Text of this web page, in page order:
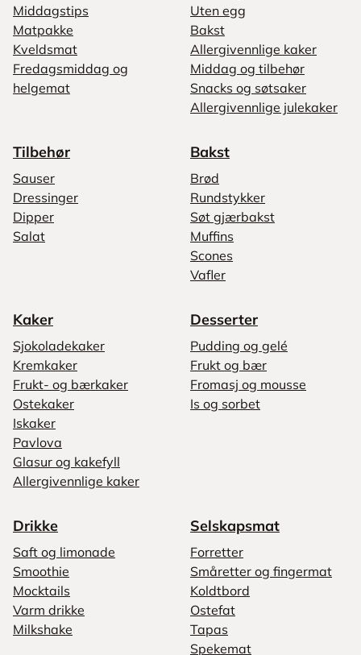
Middagstips
Matpakke
Kveldsmat
Fredagsmiddag og
helgemat
Uten egg
Bakst
Allergivennlige kaker
Middag og tilbehør
Snacks og søtsaker
Allergivennlige julekaker
Tilbehør
Sauser
Dressinger
Dipper
Salat
Bakst
Brød
Rundstykker
Søt gjærbakst
Muffins
Scones
Vafler
Kaker
Sjokoladekaker
Kremkaker
Frukt- og bærkaker
Ostekaker
Iskaker
Pavlova
Glasur og kakefyll
Allergivennlige kaker
Desserter
Pudding og gelé
Frukt og bær
Fromasj og mousse
Is og sorbet
Drikke
Saft og limonade
Smoothie
Mocktails
Varm drikke
Milkshake
Selskapsmat
Forretter
Småretter og fingermat
Koldtbord
Ostefat
Tapas
Spekemat